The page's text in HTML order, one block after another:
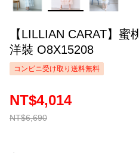
【LILLIAN CARAT】
洋裝 O8X15208
コンビニ受け取り送料無料
NT$6,690
NT$4,014